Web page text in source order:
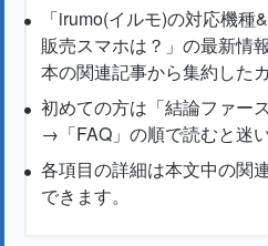
「irumo(イルモ)の対応機
販売スマホは？」の最新情
本の関連記事から集約した
初めての方は「結論ファー
→「FAQ」の順で読むと迷い
各項目の詳細は本文中の関
できます。